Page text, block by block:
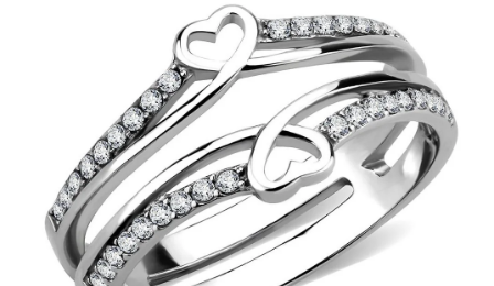
Ostatné
Zľavy